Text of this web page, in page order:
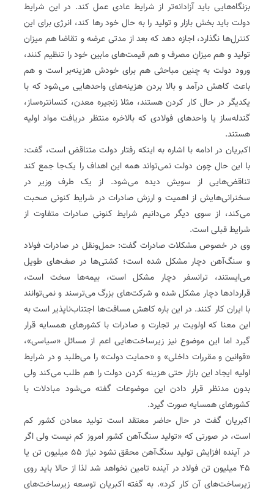
بزنگاه‌هایی باید آزادانه‌تر از شرایط عادی عمل کند. در این شرایط
دولت باید بخش بازار و تولید را به حال خود رها کند، انرژی برای این
کنترل‌ها نگذارد، اجازه دهد که بعد از مدتی عرضه و تقاضا هم میزان
تولید و هم میزان مصرف و هم قیمت‌های مابین خود را تنظیم کنند،
ورود دولت به چنین مباحثی هم برای خودش هزینه‌بر است و هم
باعث کاهش درآمد و بالا بردن هزینه‌های واحدهایی می‌شود که با
یکدیگر در حال کار کردن هستند، مثلا زنجیره معدن، ‌کنسانتره‌ساز،
‌گندله‌ساز یا واحدهای فولادی که بالاخره منتظر دریافت مواد اولیه
هستند.
اکبریان در ادامه با اشاره به اینکه رفتار دولت متناقض است، گفت:
با این حال چون دولت نمی‌تواند همه این اهداف را یک‌جا جمع کند
تناقض‌هایی از سویش دیده می‌شود. از یک طرف وزیر در
سخنرانی‌هایش از اهمیت و ارزش صادرات در شرایط کنونی صحبت
می‌کند، از سوی دیگر می‌دانیم شرایط کنونی صادرات متفاوت از
شرایط قبلی است.
وی در خصوص مشکلات صادرات گفت: حمل‌و‌نقل در صادرات فولاد
و سنگ‌آهن دچار مشکل شده است؛ ‌کشتی‌ها در صف‌های طویل
می‌ایستند، ترانسفر دچار مشکل است، بیمه‌ها سخت است،
قراردادها دچار مشکل شده و شرکت‌های بزرگ می‌ترسند و نمی‌توانند
با ایران کار کنند. در این باره کاهش مسافت‌ها اجتناب‌ناپذیر است به
این معنا که اولویت بر تجارت و صادرات با کشورهای همسایه قرار
گیرد اما این موضوع نیز زیرساخت‌هایی اعم از مسائل «سیاسی»،
«قوانین و مقررات داخلی» و «حمایت دولت» را می‌طلبد و در شرایط
اولیه ایجاد این بازار حتی هزینه‌ کردن دولت را هم طلب می‌کند‌ ولی
بدون مدنظر قرار دادن این موضوعات گفته می‌شود مبادلات با
کشورهای همسایه صورت گیرد.
اکبریان گفت‌ در حال ‌حاضر معتقد است تولید معادن کشور کم
است، در صورتی که «تولید سنگ‌آهن کشور امروز کم نیست ولی اگر
در آینده افزایش تولید سنگ‌آهن محقق نشود نیاز ۵۵ میلیون تن یا
۴۵ میلیون تن فولاد در آینده تامین نخواهد شد لذا از حالا باید روی
زیرساخت‌های آن کار کرد». به گفته اکبریان توسعه زیرساخت‌های